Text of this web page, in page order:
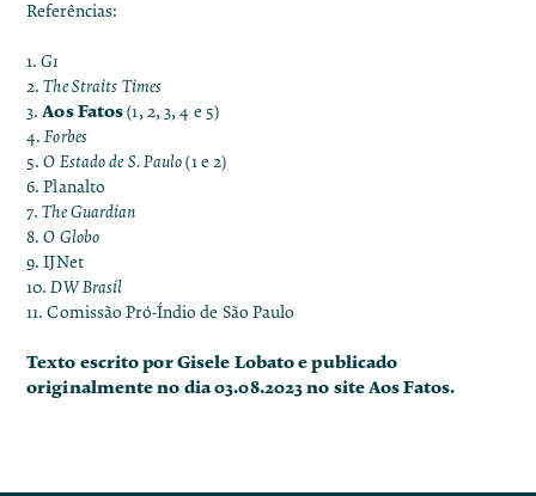
Referências:
1.G1
2.The Straits Times
3.Aos Fatos(1, 2,3,4 e 5)
4.Forbes
5.O Estado de S. Paulo(1e 2)
6.Planalto
7.The Guardian
8.O Globo
9.IJNet
10.DW Brasil
11.Comissão Pró-Índio de São Paulo
Texto escrito por Gisele Lobato e publicado
originalmente no dia 03.08.2023 no siteAos Fatos.